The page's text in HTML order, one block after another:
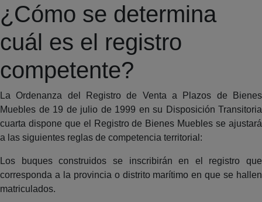
¿Cómo se determina
cuál es el registro
competente?
La Ordenanza del Registro de Venta a Plazos de Bienes
Muebles de 19 de julio de 1999 en su Disposición Transitoria
cuarta dispone que el Registro de Bienes Muebles se ajustará
a las siguientes reglas de competencia territorial:
Los buques construidos se inscribirán en el registro que
corresponda a la provincia o distrito marítimo en que se hallen
matriculados.